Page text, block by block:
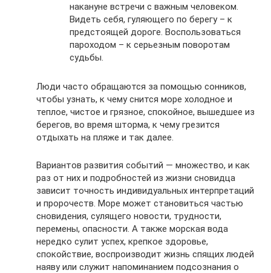
накануне встречи с важным человеком.
Видеть себя, гуляющего по берегу – к
предстоящей дороге. Воспользоваться
пароходом – к серьезным поворотам
судьбы.
Люди часто обращаются за помощью сонников,
чтобы узнать, к чему снится море холодное и
теплое, чистое и грязное, спокойное, вышедшее из
берегов, во время шторма, к чему грезится
отдыхать на пляже и так далее.
Вариантов развития событий — множество, и как
раз от них и подробностей из жизни сновидца
зависит точность индивидуальных интерпретаций
и пророчеств. Море может становиться частью
сновидения, сулящего новости, трудности,
перемены, опасности. А также морская вода
нередко сулит успех, крепкое здоровье,
спокойствие, воспроизводит жизнь спящих людей
наяву или служит напоминанием подсознания о